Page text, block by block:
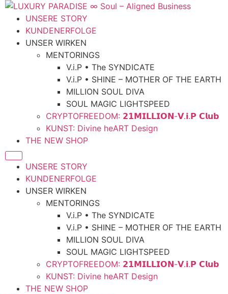
UNSERE STORY
KUNDENERFOLGE
UNSER WIRKEN
MENTORINGS
V.i.P • The SYNDICATE
V.i.P • SHINE – MOTHER OF THE EARTH
MILLION SOUL DIVA
SOUL MAGIC LIGHTSPEED
CRYPTOFREEDOM: 𝟮𝟭𝗠𝗜𝗟𝗟𝗜𝗢𝗡-𝗩.𝗶.𝗣 𝗖𝗹𝘂𝗯
KUNST: Divine heART Design
THE NEW SHOP
UNSERE STORY
KUNDENERFOLGE
UNSER WIRKEN
MENTORINGS
V.i.P • The SYNDICATE
V.i.P • SHINE – MOTHER OF THE EARTH
MILLION SOUL DIVA
SOUL MAGIC LIGHTSPEED
CRYPTOFREEDOM: 𝟮𝟭𝗠𝗜𝗟𝗟𝗜𝗢𝗡-𝗩.𝗶.𝗣 𝗖𝗹𝘂𝗯
KUNST: Divine heART Design
THE NEW SHOP